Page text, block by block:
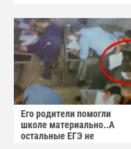
Его родители помогли
школе материально..А
остальные ЕГЭ не